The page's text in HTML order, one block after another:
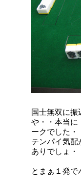
国士無双に振
や・・本当に
ークでした・
テンパイ気配
ありでしょ・
とまぁ１発で